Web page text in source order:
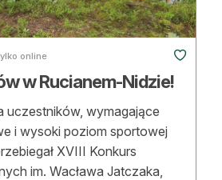
online
w Rucianem-Nidzie!
uczestników, wymagające
i wysoki poziom sportowej
XVIII Konkurs
im. Wacława Jatczaka,